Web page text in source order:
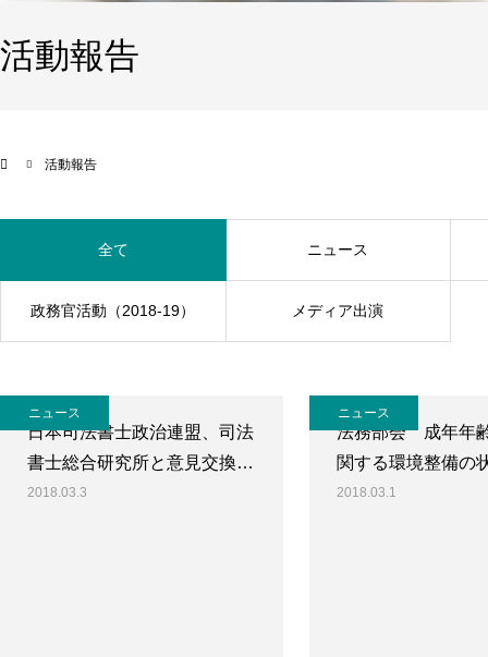
活動報告
活動報告
全て ニュース
政務官活動（2018-19） メディア出演
ニュース
日本司法書士政治連盟、司法
書士総合研究所と意見交換…
2018.03.3
ニュース
法務部会 成年年
関する環境整備の
2018.03.1